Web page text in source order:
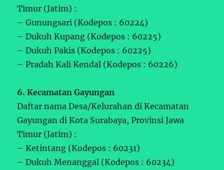
Timur (Jatim) :
– Gunungsari (Kodepos : 60224)
– Dukuh Kupang (Kodepos : 60225)
– Dukuh Pakis (Kodepos : 60225)
– Pradah Kali Kendal (Kodepos : 60226)
6. Kecamatan Gayungan
Daftar nama Desa/Kelurahan di Kecamatan
Gayungan di Kota Surabaya, Provinsi Jawa
Timur (Jatim) :
– Ketintang (Kodepos : 60231)
– Dukuh Menanggal (Kodepos : 60234)